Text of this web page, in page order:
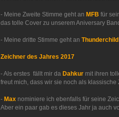
- Meine Zweite Stimme geht an MFB für
das tolle Cover zu unserem Aniversary
- Meine dritte Stimme geht an Thunderchild
Zeichner des Jahres 2017
- Als erstes fällt mir da Dahkurmit ihren
freut mich, dass wir sie noch als
- Maxnominiere ich ebenfalls für seine
Aber ein paar gab es dieses Jahr ja auch